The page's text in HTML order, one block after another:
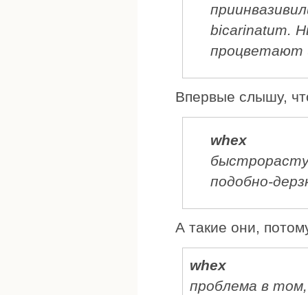
bicarinatum.
процветают
Впервые слышу,
whex
подобно-
А такие они,
whex
проблема в